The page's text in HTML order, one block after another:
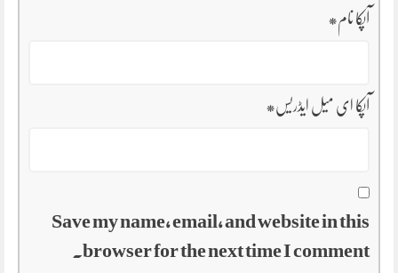
آپکا نام*
آپکا ای میل ایڈریس*
Save my name, email, and website in this
browser for the next time I comment.